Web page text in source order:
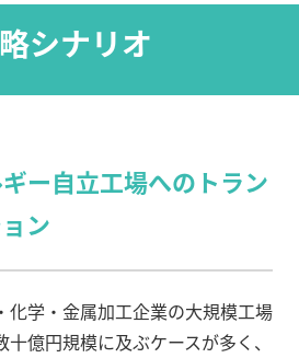
シナリオ
ー自立工場へのトラン
ン
化学・金属加工企業の大規模工場
億円規模に及ぶケースが多く、